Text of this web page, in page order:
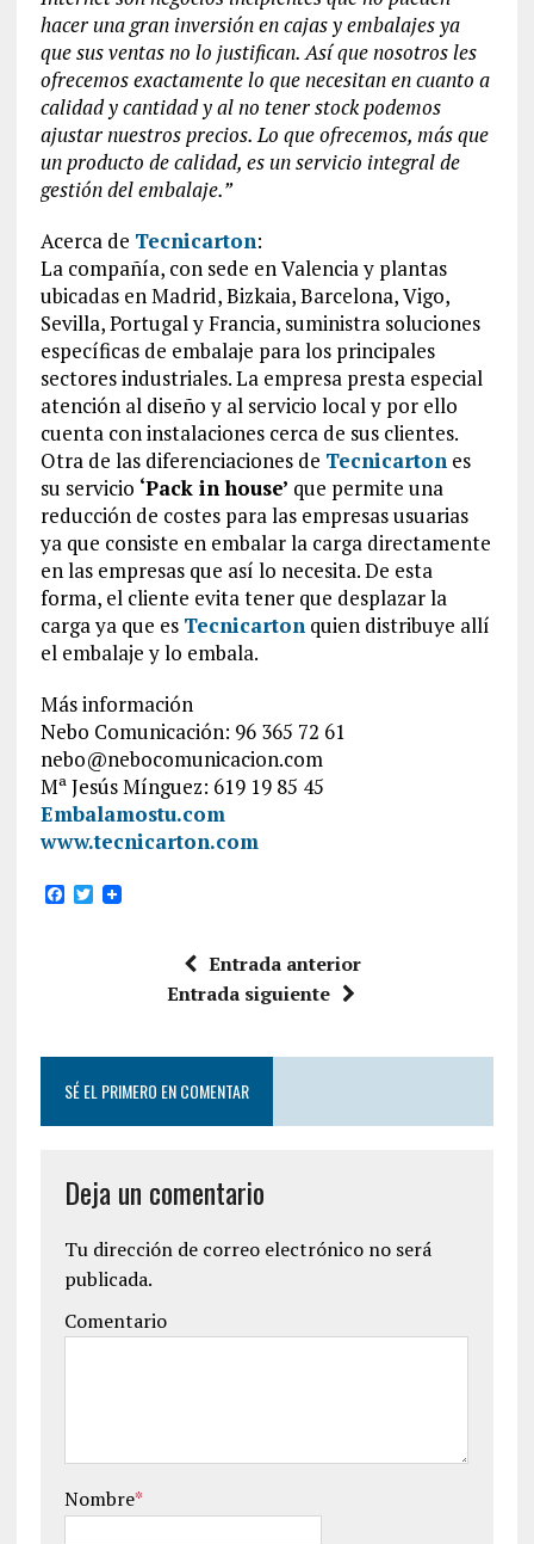
hacer una gran inversión en cajas y embalajes ya
que sus ventas no lo justifican. Así que nosotros les
ofrecemos exactamente lo que necesitan en cuanto a
calidad y cantidad y al no tener stock podemos
ajustar nuestros precios. Lo que ofrecemos, más que
un producto de calidad, es un servicio integral de
gestión del embalaje.”
Acerca de Tecnicarton:
La compañía, con sede en Valencia y plantas
ubicadas en Madrid, Bizkaia, Barcelona, Vigo,
Sevilla, Portugal y Francia, suministra soluciones
específicas de embalaje para los principales
sectores industriales. La empresa presta especial
atención al diseño y al servicio local y por ello
cuenta con instalaciones cerca de sus clientes.
Otra de las diferenciaciones de Tecnicartones
su servicio ‘Pack in house’ que permite una
reducción de costes para las empresas usuarias
ya que consiste en embalar la carga directamente
en las empresas que así lo necesita. De esta
forma, el cliente evita tener que desplazar la
carga ya que es Tecnicartonquien distribuye allí
el embalaje y lo embala.
Más información
Nebo Comunicación: 96 365 72 61
nebo@nebocomunicacion.com
Mª Jesús Mínguez: 619 19 85 45
Embalamostu.com
www.tecnicarton.com
F T
Entrada anterior
Entrada siguiente
SÉ EL PRIMERO EN COMENTAR
Deja un comentario
Tu dirección de correo electrónico no será
publicada.
Comentario
Nombre*